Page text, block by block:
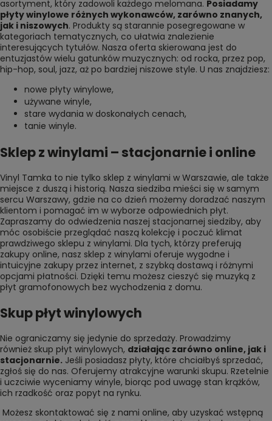
asortyment, który zadowoli każdego melomana. Posiadamy
płyty winylowe różnych wykonawców, zarówno znanych,
jak i niszowych. Produkty są starannie posegregowane w
kategoriach tematycznych, co ułatwia znalezienie
interesujących tytułów. Nasza oferta skierowana jest do
entuzjastów wielu gatunków muzycznych: od rocka, przez pop,
hip-hop, soul, jazz, aż po bardziej niszowe style. U nas znajdziesz:
nowe płyty winylowe,
używane winyle,
stare wydania w doskonałych cenach,
tanie winyle.
Sklep z winylami – stacjonarnie i online
Vinyl Tamka to nie tylko sklep z winylami w Warszawie, ale także
miejsce z duszą i historią. Nasza siedziba mieści się w samym
sercu Warszawy, gdzie na co dzień możemy doradzać naszym
klientom i pomagać im w wyborze odpowiednich płyt.
Zapraszamy do odwiedzenia naszej stacjonarnej siedziby, aby
móc osobiście przeglądać naszą kolekcję i poczuć klimat
prawdziwego sklepu z winylami. Dla tych, którzy preferują
zakupy online, nasz sklep z winylami oferuje wygodne i
intuicyjne zakupy przez internet, z szybką dostawą i różnymi
opcjami płatności. Dzięki temu możesz cieszyć się muzyką z
płyt gramofonowych bez wychodzenia z domu.
Skup płyt winylowych
Nie ograniczamy się jedynie do sprzedaży. Prowadzimy
również skup płyt winylowych, działając zarówno online, jak i
stacjonarnie. Jeśli posiadasz płyty, które chciałbyś sprzedać,
zgłoś się do nas. Oferujemy atrakcyjne warunki skupu. Rzetelnie
i uczciwie wyceniamy winyle, biorąc pod uwagę stan krążków,
ich rzadkość oraz popyt na rynku.
Możesz skontaktować się z nami online, aby uzyskać wstępną